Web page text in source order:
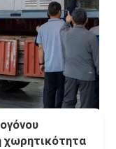
χωρητικότητα